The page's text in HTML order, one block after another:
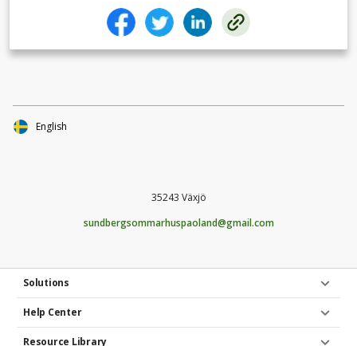
35243 Växjö
sundbergsommarhuspaoland@gmail.com
Solutions
Help Center
Resource Library
English